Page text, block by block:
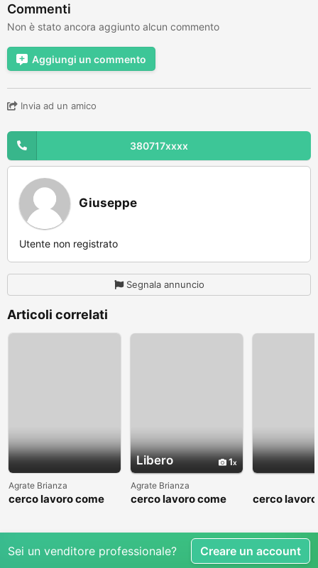
Commenti
Non è stato ancora aggiunto alcun commento
Aggiungi un commento
Invia ad un amico
380717xxxx
Giuseppe
Utente non registrato
Segnala annuncio
Articoli correlati
Agrate Brianza
cerco lavoro come
Libero 1
Agrate Brianza
cerco lavoro come
cerco
Sei un venditore professionale? Creare un account